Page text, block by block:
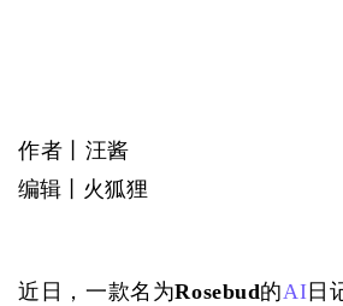
作者丨汪酱
编辑丨火狐狸
近日，一款名为Rosebud的AI 日